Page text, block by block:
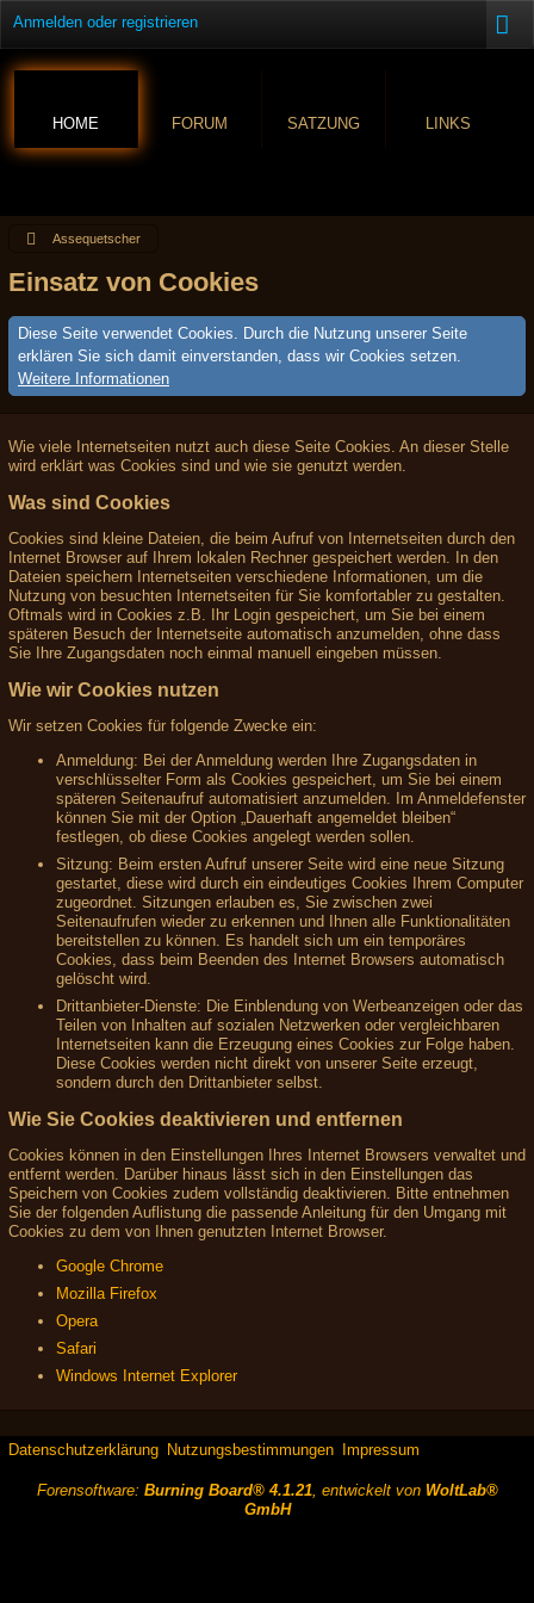
Anmelden oder registrieren
HOME FORUM SATZUNG LINKS
Assequetscher
Einsatz von Cookies
Diese Seite verwendet Cookies. Durch die Nutzung unserer Seite
erklären Sie sich damit einverstanden, dass wir Cookies setzen.
Weitere Informationen
Wie viele Internetseiten nutzt auch diese Seite Cookies. An dieser Stelle
wird erklärt was Cookies sind und wie sie genutzt werden.
Was sind Cookies
Cookies sind kleine Dateien, die beim Aufruf von Internetseiten durch den
Internet Browser auf Ihrem lokalen Rechner gespeichert werden. In den
Dateien speichern Internetseiten verschiedene Informationen, um die
Nutzung von besuchten Internetseiten für Sie komfortabler zu gestalten.
Oftmals wird in Cookies z.B. Ihr Login gespeichert, um Sie bei einem
späteren Besuch der Internetseite automatisch anzumelden, ohne dass
Sie Ihre Zugangsdaten noch einmal manuell eingeben müssen.
Wie wir Cookies nutzen
Wir setzen Cookies für folgende Zwecke ein:
Anmeldung: Bei der Anmeldung werden Ihre Zugangsdaten in
verschlüsselter Form als Cookies gespeichert, um Sie bei einem
späteren Seitenaufruf automatisiert anzumelden. Im Anmeldefenster
können Sie mit der Option „Dauerhaft angemeldet bleiben“
festlegen, ob diese Cookies angelegt werden sollen.
Sitzung: Beim ersten Aufruf unserer Seite wird eine neue Sitzung
gestartet, diese wird durch ein eindeutiges Cookies Ihrem Computer
zugeordnet. Sitzungen erlauben es, Sie zwischen zwei
Seitenaufrufen wieder zu erkennen und Ihnen alle Funktionalitäten
bereitstellen zu können. Es handelt sich um ein temporäres
Cookies, dass beim Beenden des Internet Browsers automatisch
gelöscht wird.
Drittanbieter-Dienste: Die Einblendung von Werbeanzeigen oder das
Teilen von Inhalten auf sozialen Netzwerken oder vergleichbaren
Internetseiten kann die Erzeugung eines Cookies zur Folge haben.
Diese Cookies werden nicht direkt von unserer Seite erzeugt,
sondern durch den Drittanbieter selbst.
Wie Sie Cookies deaktivieren und entfernen
Cookies können in den Einstellungen Ihres Internet Browsers verwaltet und
entfernt werden. Darüber hinaus lässt sich in den Einstellungen das
Speichern von Cookies zudem vollständig deaktivieren. Bitte entnehmen
Sie der folgenden Auflistung die passende Anleitung für den Umgang mit
Cookies zu dem von Ihnen genutzten Internet Browser.
Google Chrome
Mozilla Firefox
Opera
Safari
Windows Internet Explorer
Datenschutzerklärung Nutzungsbestimmungen Impressum
Forensoftware: Burning Board® 4.1.21, entwickelt von WoltLab®
GmbH